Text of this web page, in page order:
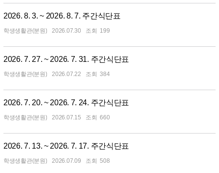
2026. 8. 3. ~ 2026. 8. 7. 주간식단표
학생생활관(분원) 2026.07.30 199
2026. 7. 27. ~ 2026. 7. 31. 주간식단표
학생생활관(분원) 2026.07.22 384
2026. 7. 20. ~ 2026. 7. 24. 주간식단표
학생생활관(분원) 2026.07.15 660
2026. 7. 13. ~ 2026. 7. 17. 주간식단표
학생생활관(분원) 2026.07.09 508